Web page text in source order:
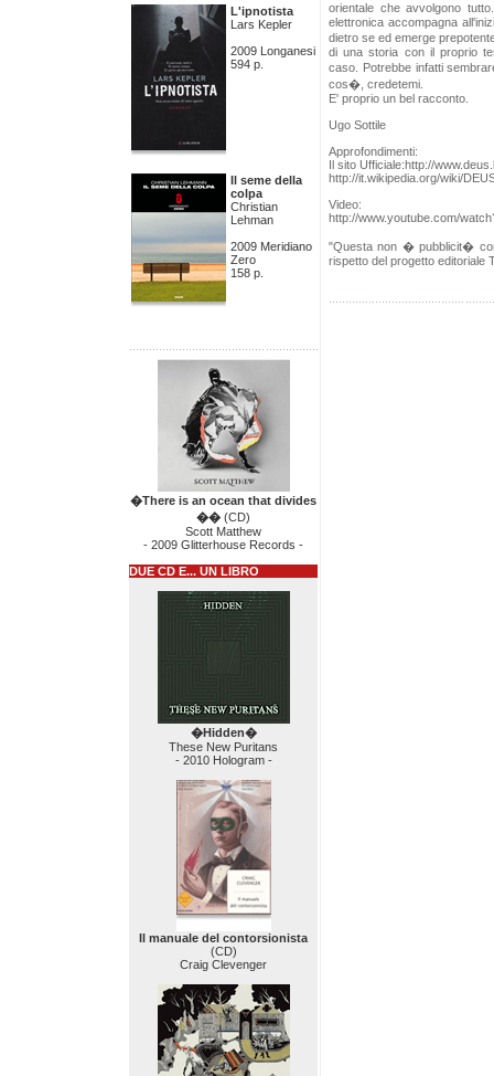
L'ipnotista
Lars Kepler
2009 Longanesi
594 p.
Il seme della
colpa
Christian
Lehman
2009 Meridiano
Zero
158 p.
�There is an ocean that divides
�� (CD)
Scott Matthew
- 2009 Glitterhouse Records -
DUE CD E... UN LIBRO
�Hidden�
These New Puritans
- 2010 Hologram -
Il manuale del contorsionista
(CD)
Craig Clevenger
orientale che avvolgono
elettronica accompagna
dietro se ed emerge
di una storia con il proprio
caso. Potrebbe infatti
cos�, credetemi.
E' proprio un bel racconto.
Ugo Sottile
Approfondimenti:
Il sito Ufficiale:http://
http://it.wikipedia.org/wiki/
Video:
http://www.youtube.com/
"Questa non � pubblicit�
rispetto del progetto editoriale